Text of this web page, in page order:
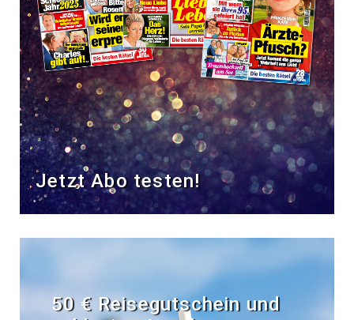
Jetzt Abo testen!
50 € Reisegutschein und